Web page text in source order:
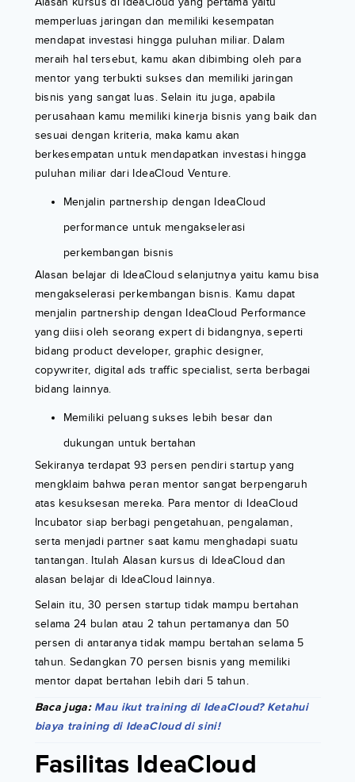
memperluas jaringan dan memiliki kesempatan
mendapat investasi hingga puluhan miliar. Dalam
meraih hal tersebut, kamu akan dibimbing oleh para
mentor yang terbukti sukses dan memiliki jaringan
bisnis yang sangat luas. Selain itu juga, apabila
perusahaan kamu memiliki kinerja bisnis yang baik dan
sesuai dengan kriteria, maka kamu akan
berkesempatan untuk mendapatkan investasi hingga
puluhan miliar dari IdeaCloud Venture.
Menjalin partnership dengan IdeaCloud
performance untuk mengakselerasi
perkembangan bisnis
Alasan belajar di IdeaCloud selanjutnya yaitu kamu bisa
mengakselerasi perkembangan bisnis. Kamu dapat
menjalin partnership dengan IdeaCloud Performance
yang diisi oleh seorang expert di bidangnya, seperti
bidang product developer, graphic designer,
copywriter, digital ads traffic specialist, serta berbagai
bidang lainnya.
Memiliki peluang sukses lebih besar dan
dukungan untuk bertahan
Sekiranya terdapat 93 persen pendiri startup yang
mengklaim bahwa peran mentor sangat berpengaruh
atas kesuksesan mereka. Para mentor di IdeaCloud
Incubator siap berbagi pengetahuan, pengalaman,
serta menjadi partner saat kamu menghadapi suatu
tantangan. Itulah Alasan kursus di IdeaCloud dan
alasan belajar di IdeaCloud lainnya.
Selain itu, 30 persen startup tidak mampu bertahan
selama 24 bulan atau 2 tahun pertamanya dan 50
persen di antaranya tidak mampu bertahan selama 5
tahun. Sedangkan 70 persen bisnis yang memiliki
mentor dapat bertahan lebih dari 5 tahun.
Baca juga: Mau ikut training di IdeaCloud? Ketahui
biaya training di IdeaCloud di sini!
Fasilitas IdeaCloud